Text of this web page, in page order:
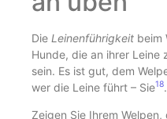
Die Leinenführigkeit beim
Hunde, die an ihrer Leine
sein. Es ist gut, dem
wer die Leine führt – Sie18.
Zeigen Sie Ihrem